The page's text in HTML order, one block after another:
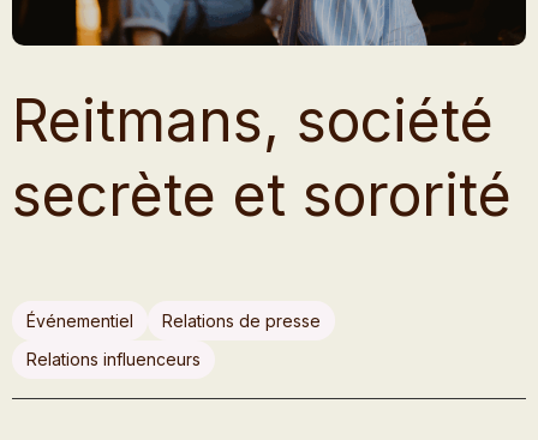
Reitmans, société
secrète et sororité
Événementiel
Relations de presse
Relations influenceurs